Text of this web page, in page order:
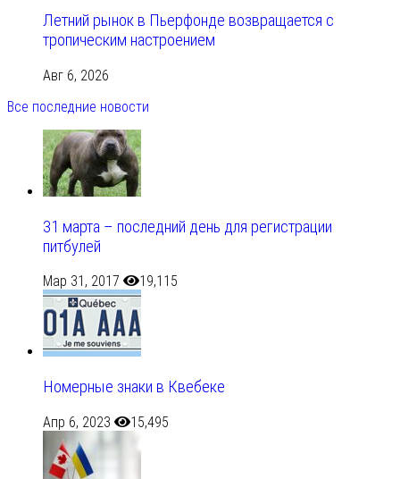
Летний рынок в Пьерфонде возвращается с
тропическим настроением
Авг 6, 2026
Все последние новости
31 марта – последний день для регистрации
питбулей
Мар 31, 2017 19,115
Номерные знаки в Квебеке
Апр 6, 2023 15,495